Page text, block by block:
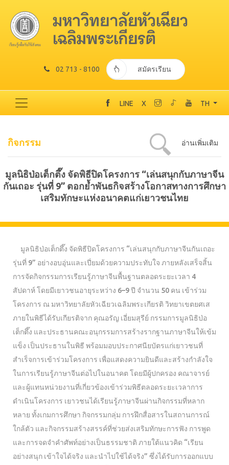
02 713 - 8100 สมัครเรียน
LINE X TH
กิจกรรม อ่านเพิ่มเติม
มูลนิธิป่อเต็กตึ๊ง จัดพิธีปิดโครงการ “เล่นสนุกกับภาษาจีน
กันเถอะ รุ่นที่ 9” ตอกย้ำพันธกิจสร้างโอกาสทางการศึกษา
เสริมทักษะแห่งอนาคตแก่เยาวชนไทย
มูลนิธิป่อเต็กตึ๊ง จัดพิธีปิดโครงการ “เล่นสนุกกับภาษาจีนกันเถอะ
รุ่นที่ 9” อย่างอบอุ่นและเปี่ยมด้วยความประทับใจ ภายหลังเสร็จสิ้น
การจัดกิจกรรมการเรียนรู้ภาษาจีนพื้นฐานตลอดระยะเวลา 4
สัปดาห์ โดยมีเยาวชนอายุระหว่าง 6–9 ปี จำนวน 50 คน เข้าร่วม
โครงการ ณ มหาวิทยาลัยหัวเฉียวเฉลิมพระเกียรติ วิทยาเขตยศเส
ภายในพิธีได้รับเกียรติจาก คุณอรัญ เอี่ยมสุรีย์ กรรมการมูลนิธิป่อ
เต็กตึ๊ง และประธานคณะอนุกรรมการสร้างรากฐานภาษาจีนให้เข้ม
แข็ง เป็นประธานในพิธี พร้อมมอบประกาศนียบัตรแก่เยาวชนที่
สำเร็จการเข้าร่วมโครงการ เพื่อแสดงความยินดีและสร้างกำลังใจ
ในการเรียนรู้ภาษาจีนต่อไปในอนาคต โดยมีผู้ปกครอง คณาจารย์
และผู้แทนหน่วยงานที่เกี่ยวข้องเข้าร่วมพิธีตลอดระยะเวลาการ
ดำเนินโครงการ เยาวชนได้เรียนรู้ภาษาจีนผ่านกิจกรรมที่หลาก
หลาย ทั้งเกมการศึกษา กิจกรรมกลุ่ม การฝึกสื่อสารในสถานการณ์
ใกล้ตัว และกิจกรรมสร้างสรรค์ที่ช่วยส่งเสริมทักษะการฟัง การพูด
และการจดจำคำศัพท์อย่างเป็นธรรมชาติ ภายใต้แนวคิด “เรียน
อย่างสนุก เข้าใจได้จริง และนำไปใช้ได้จริง” ซึ่งได้รับการออกแบบ